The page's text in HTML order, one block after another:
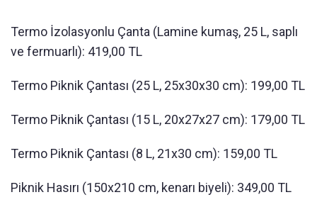
Termo İzolasyonlu Çanta (Lamine kumaş, 25 L, saplı
ve fermuarlı): 419,00 TL
Termo Piknik Çantası (25 L, 25x30x30 cm): 199,00 TL
Termo Piknik Çantası (15 L, 20x27x27 cm): 179,00 TL
Termo Piknik Çantası (8 L, 21x30 cm): 159,00 TL
Piknik Hasırı (150x210 cm, kenarı biyeli): 349,00 TL